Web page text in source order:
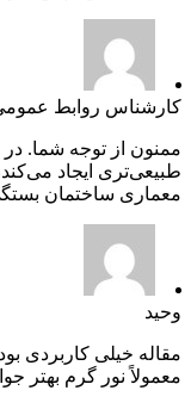
کارشناس روابط
ممنون از توجه شما.
طبیعی‌تری ایجاد
معماری ساختمان
وحید
مقاله خیلی کاربردی
معمولاً نور گرم بهتر